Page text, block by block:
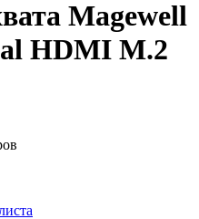
Magewell
HDMI M.2